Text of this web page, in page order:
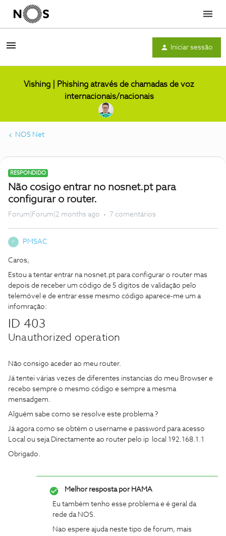
Menu
Iniciar sessão
Vishing | Phishing através de chamadas de voz
internacionais/nacionais
NOS Net
RESPONDIDO
Não cosigo entrar no nosnet.pt para
configurar o router.
Forum|Forum|2 months ago 7 comentários
P PMSAC
Caros,
Estou a tentar entrar na nosnet.pt para configurar o router mas
depois de receber um código de 5 digitos de validação pelo
telemóvel e de entrar esse mesmo código aparece-me um a
infomração:
ID 403
Unauthorized operation
Não consigo aceder ao meu router.
Já tentei várias vezes de diferentes instancias do meu Browser e
recebo sempre o mesmo código e sempre a mesma
mensadgem.
Alguém sabe como se resolve este problema ?
Já agora como se obtém o username e password para acesso
Local ou seja Directamente ao router pelo ip local 192.168.1.1
Obrigado.
Melhor resposta porHAMA
Eu também tenho esse problema e é geral da
rede da NOS.
Nao espere ajuda neste tipo de forum, mais